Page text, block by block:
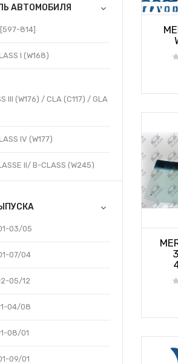
АВТОМОБИЛЯ
814]
I (W168)
III (W176) / CLA (C117) / GLA
IV (W177)
II/ B-CLASS (W245)
(960.820) - NARROW CAB
(960.840)- EXTENDED CAB
/ AXOR
(W246)
(A205)
03/05
07/04
05/12
04/08
08/01
09/01